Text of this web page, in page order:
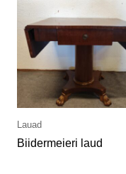
Lauad
Biidermeieri laud